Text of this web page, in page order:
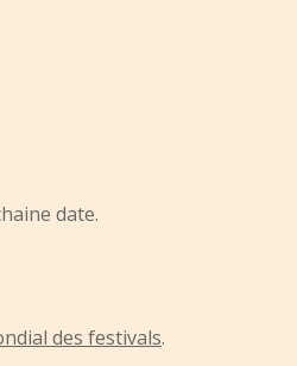
date.
des festivals.